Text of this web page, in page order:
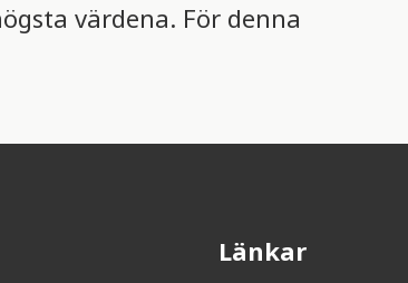
värdena. För denna
Länkar